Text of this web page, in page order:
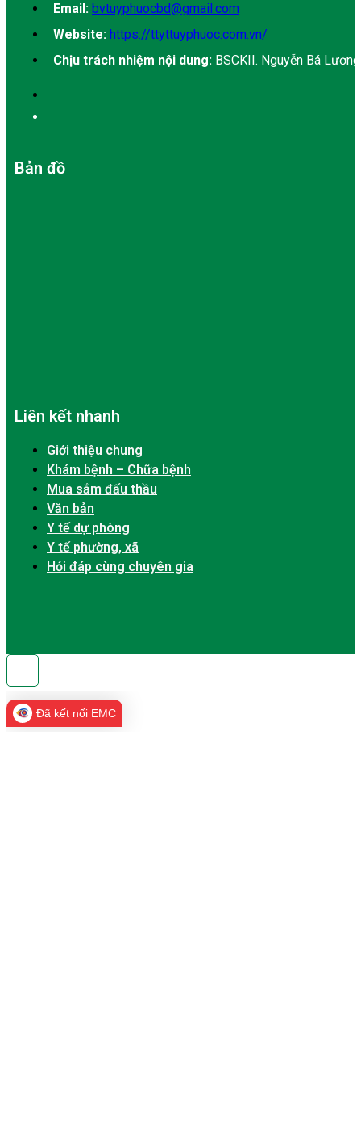
Email: bvtuyphuocbd@gmail.com
Website: https://ttyttuyphuoc.com.vn/
Chịu trách nhiệm nội dung: BSCKII. Nguyễn Bá
Bản đồ
Liên kết nhanh
Giới thiệu chung
Khám bệnh – Chữa bệnh
Mua sắm đấu thầu
Văn bản
Y tế dự phòng
Y tế phường, xã
Hỏi đáp cùng chuyên gia
Đã kết nối EMC